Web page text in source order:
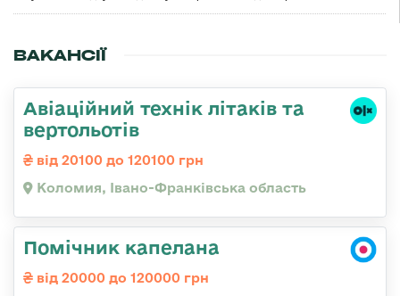
ВАКАНСІЇ
Авіаційний технік літаків та
вертольотів
від 20100 до 120100 грн
Коломия, Івано-Франківська область
Помічник капелана
від 20000 до 120000 грн